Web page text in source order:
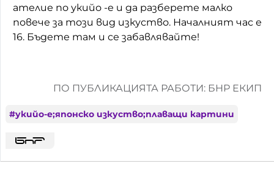
ателие по укийо -е и да разберете малко
повече за този вид изкуство. Началният час е
16. Бъдете там и се забавлявайте!
ПО ПУБЛИКАЦИЯТА РАБОТИ: БНР ЕКИП
#укийо-е;японско изкуство;плаващи картини